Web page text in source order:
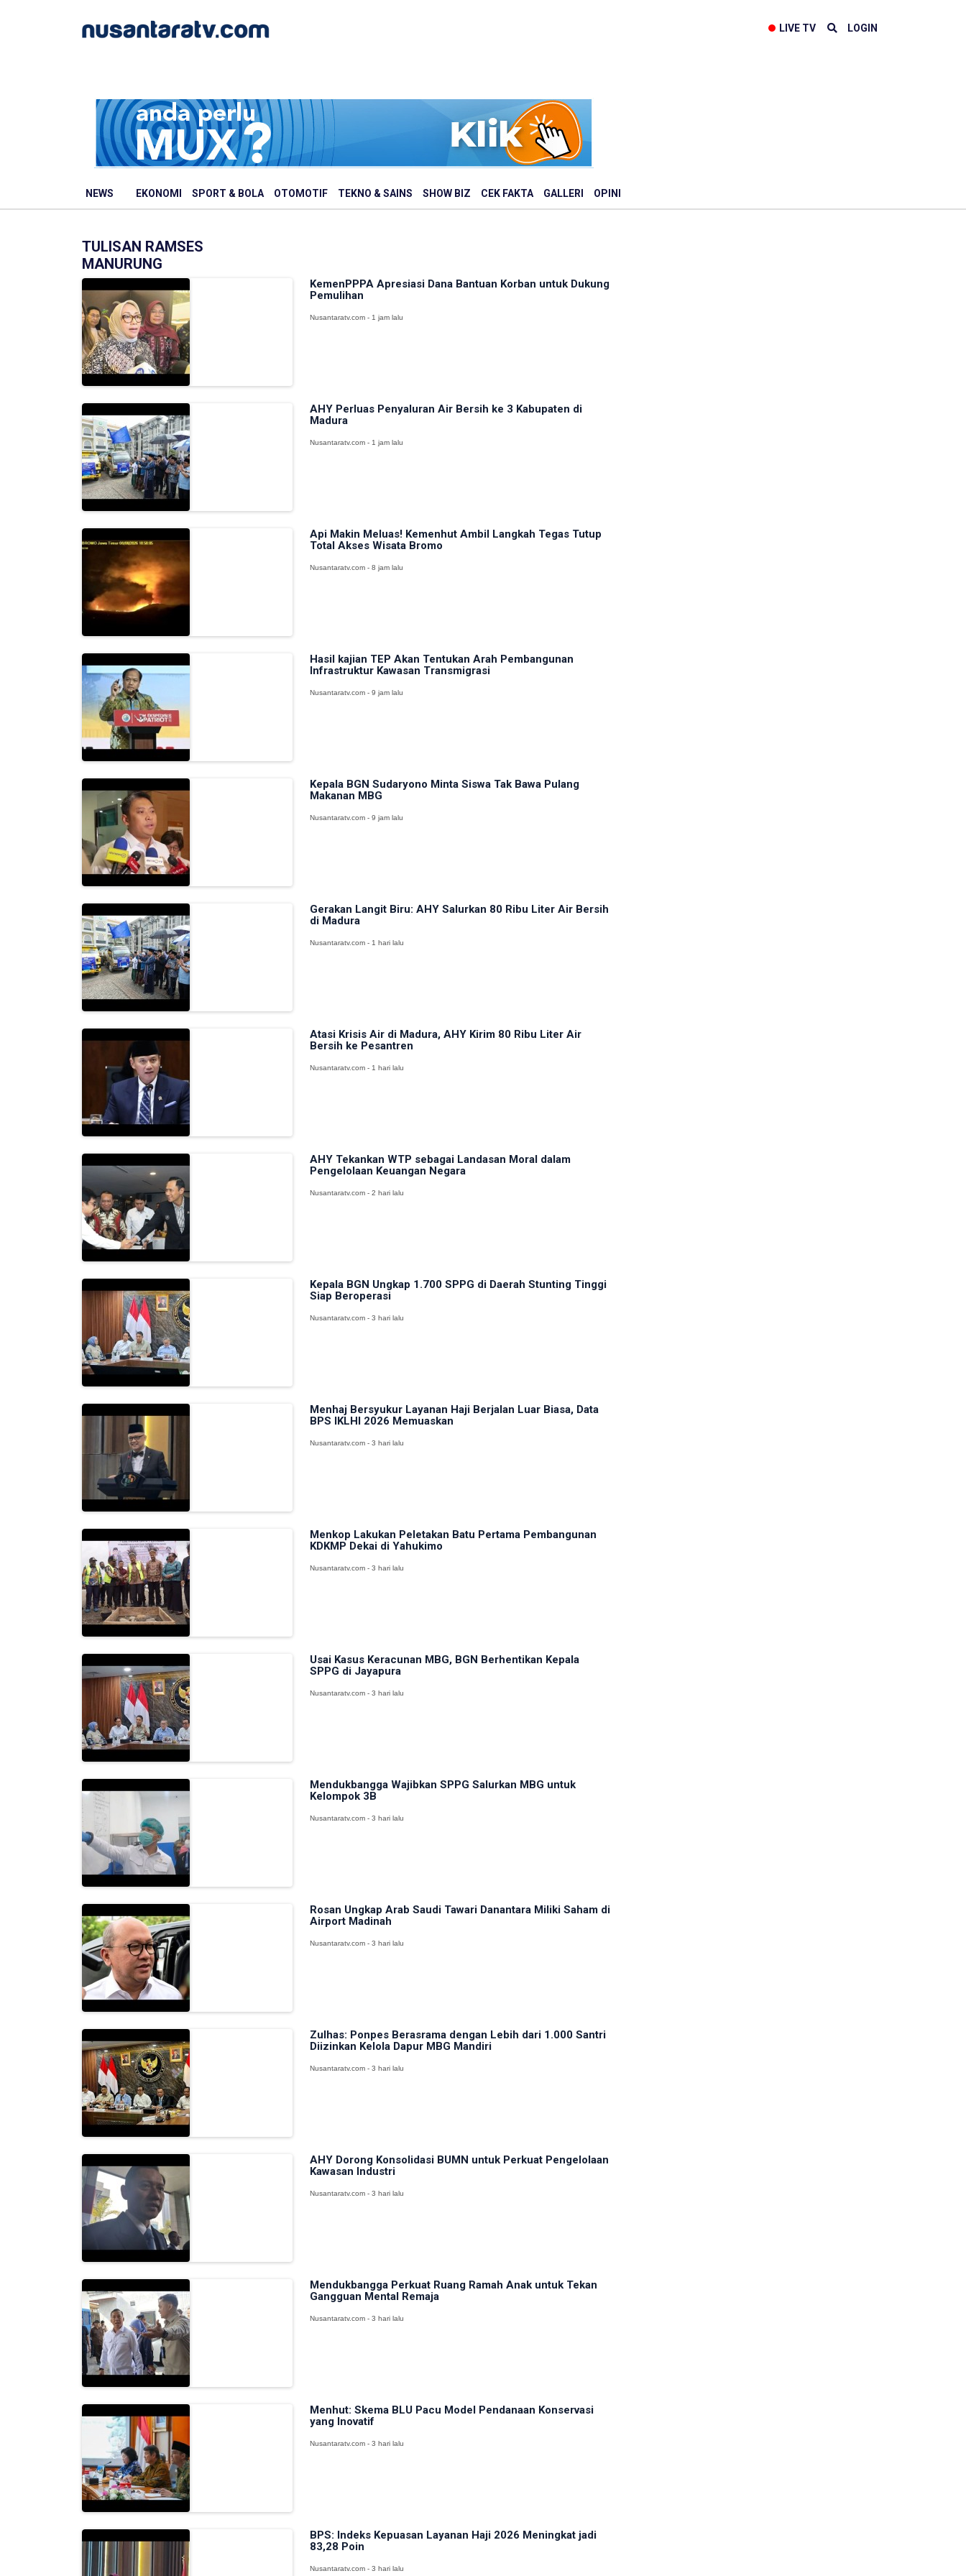
LIVE TV LOGIN
NEWS EKONOMI SPORT & BOLA OTOMOTIF TEKNO & SAINS SHOW BIZ CEK FAKTA GALLERI OPINI
TULISAN RAMSES
MANURUNG
KemenPPPA Apresiasi Dana Bantuan Korban untuk Dukung
Pemulihan
Nusantaratv.com - 1 jam lalu
AHY Perluas Penyaluran Air Bersih ke 3 Kabupaten di
Madura
Nusantaratv.com - 1 jam lalu
Api Makin Meluas! Kemenhut Ambil Langkah Tegas Tutup
Total Akses Wisata Bromo
Nusantaratv.com - 8 jam lalu
Hasil kajian TEP Akan Tentukan Arah Pembangunan
Infrastruktur Kawasan Transmigrasi
Nusantaratv.com - 9 jam lalu
Kepala BGN Sudaryono Minta Siswa Tak Bawa Pulang
Makanan MBG
Nusantaratv.com - 9 jam lalu
Gerakan Langit Biru: AHY Salurkan 80 Ribu Liter Air Bersih
di Madura
Nusantaratv.com - 1 hari lalu
Atasi Krisis Air di Madura, AHY Kirim 80 Ribu Liter Air
Bersih ke Pesantren
Nusantaratv.com - 1 hari lalu
AHY Tekankan WTP sebagai Landasan Moral dalam
Pengelolaan Keuangan Negara
Nusantaratv.com - 2 hari lalu
Kepala BGN Ungkap 1.700 SPPG di Daerah Stunting Tinggi
Siap Beroperasi
Nusantaratv.com - 3 hari lalu
Menhaj Bersyukur Layanan Haji Berjalan Luar Biasa, Data
BPS IKLHI 2026 Memuaskan
Nusantaratv.com - 3 hari lalu
Menkop Lakukan Peletakan Batu Pertama Pembangunan
KDKMP Dekai di Yahukimo
Nusantaratv.com - 3 hari lalu
Usai Kasus Keracunan MBG, BGN Berhentikan Kepala
SPPG di Jayapura
Nusantaratv.com - 3 hari lalu
Mendukbangga Wajibkan SPPG Salurkan MBG untuk
Kelompok 3B
Nusantaratv.com - 3 hari lalu
Rosan Ungkap Arab Saudi Tawari Danantara Miliki Saham di
Airport Madinah
Nusantaratv.com - 3 hari lalu
Zulhas: Ponpes Berasrama dengan Lebih dari 1.000 Santri
Diizinkan Kelola Dapur MBG Mandiri
Nusantaratv.com - 3 hari lalu
AHY Dorong Konsolidasi BUMN untuk Perkuat Pengelolaan
Kawasan Industri
Nusantaratv.com - 3 hari lalu
Mendukbangga Perkuat Ruang Ramah Anak untuk Tekan
Gangguan Mental Remaja
Nusantaratv.com - 3 hari lalu
Menhut: Skema BLU Pacu Model Pendanaan Konservasi
yang Inovatif
Nusantaratv.com - 3 hari lalu
BPS: Indeks Kepuasan Layanan Haji 2026 Meningkat jadi
83,28 Poin
Nusantaratv.com - 3 hari lalu